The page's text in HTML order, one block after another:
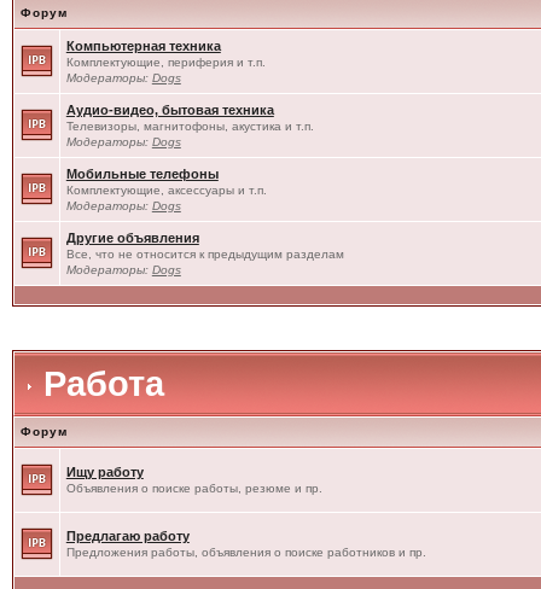
Форум
Компьютерная техника
Комплектующие, периферия и т.п.
Модераторы: Dogs
Аудио-видео, бытовая техника
Телевизоры, магнитофоны, акустика и т.п.
Модераторы: Dogs
Мобильные телефоны
Комплектующие, аксессуары и т.п.
Модераторы: Dogs
Другие объявления
Все, что не относится к предыдущим разделам
Модераторы: Dogs
Работа
Форум
Ищу работу
Объявления о поиске работы, резюме и пр.
Предлагаю работу
Предложения работы, объявления о поиске работников и пр.